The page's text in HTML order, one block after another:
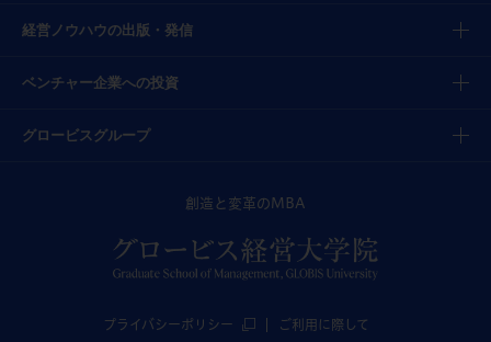
経営ノウハウの出版・発信
ベンチャー企業への投資
グロービスグループ
創造と変革のMBA
プライバシーポリシー ご利用に際して